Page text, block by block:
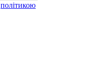
політикою